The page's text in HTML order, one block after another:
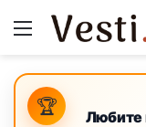
Menu
🏆 Любите